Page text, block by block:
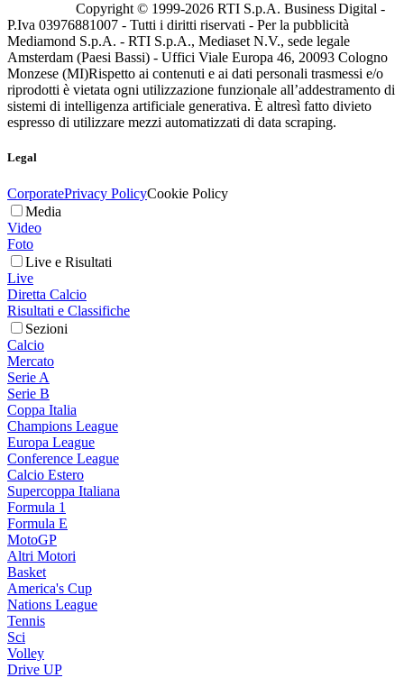
Copyright © 1999-2026 RTI S.p.A. Business Digital -
P.Iva 03976881007 - Tutti i diritti riservati - Per la pubblicità
Mediamond S.p.A. - RTI S.p.A., Mediaset N.V., sede legale
Amsterdam (Paesi Bassi) - Uffici Viale Europa 46, 20093 Cologno
Monzese (MI)Rispetto ai contenuti e ai dati personali trasmessi e/o
riprodotti è vietata ogni utilizzazione funzionale all’addestramento di
sistemi di intelligenza artificiale generativa. È altresì fatto divieto
espresso di utilizzare mezzi automatizzati di data scraping.
Legal
CorporatePrivacy PolicyCookie Policy
Media
Video
Foto
Live e Risultati
Live
Diretta Calcio
Risultati e Classifiche
Sezioni
Calcio
Mercato
Serie A
Serie B
Coppa Italia
Champions League
Europa League
Conference League
Calcio Estero
Supercoppa Italiana
Formula 1
Formula E
MotoGP
Altri Motori
Basket
America's Cup
Nations League
Tennis
Sci
Volley
Drive UP